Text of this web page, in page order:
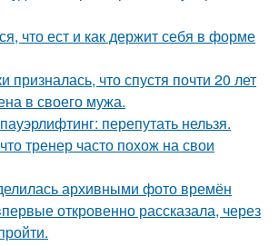
что ест и как держит себя в форме
призналась, что спустя почти 20 лет
в своего мужа.
перепутать нельзя.
тренер часто похож на свои
архивными фото времён
откровенно рассказала, через